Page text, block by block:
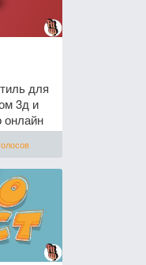
для
3д и
онлайн